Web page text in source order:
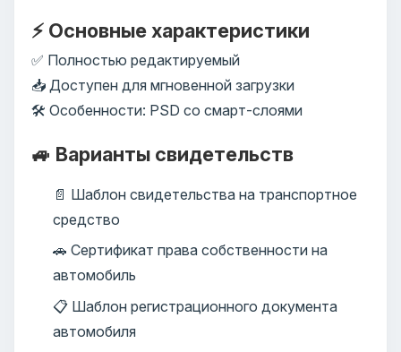
⚡ Основные характеристики
✅ Полностью редактируемый
📥 Доступен для мгновенной загрузки
🛠️ Особенности: PSD со смарт-слоями
🚙 Варианты свидетельств
📄 Шаблон свидетельства на транспортное
средство
🚗 Сертификат права собственности на
автомобиль
📋 Шаблон регистрационного документа
автомобиля